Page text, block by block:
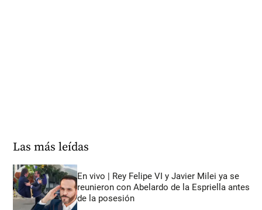
Las más leídas
En vivo | Rey Felipe VI y Javier Milei ya se
reunieron con Abelardo de la Espriella antes
de la posesión